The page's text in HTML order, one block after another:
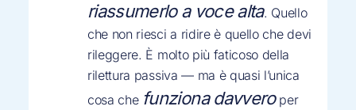
riassumerlo a voce alta. Quello
che non riesci a ridire è quello che devi
rileggere. È molto più faticoso della
rilettura passiva — ma è quasi l’unica
cosa che funziona davveroper